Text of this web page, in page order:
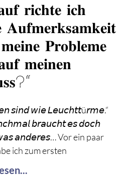
𝐫𝐢𝐜𝐡𝐭𝐞 𝐢𝐜𝐡
𝐀𝐮𝐟𝐦𝐞𝐫𝐤𝐬𝐚𝐦𝐤𝐞𝐢𝐭
𝐏𝐫𝐨𝐛𝐥𝐞𝐦𝐞
𝐦𝐞𝐢𝐧𝐞𝐧
𝘴𝘪𝘯𝘥 𝘸𝘪𝘦 𝘓𝘦𝘶𝘤𝘩𝘵𝘵ü𝘳𝘮𝘦.“
𝘣𝘳𝘢𝘶𝘤𝘩𝘵 𝘦𝘴 𝘥𝘰𝘤𝘩
𝘢𝘯𝘥𝘦𝘳𝘦𝘴… Vor ein paar
ich zum ersten